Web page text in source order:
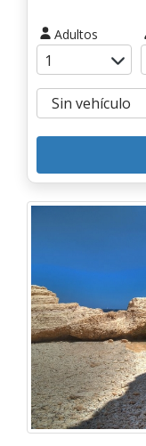
Adultos